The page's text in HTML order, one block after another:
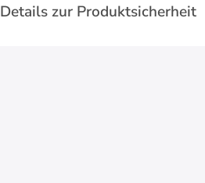
Details zur Produktsicherheit